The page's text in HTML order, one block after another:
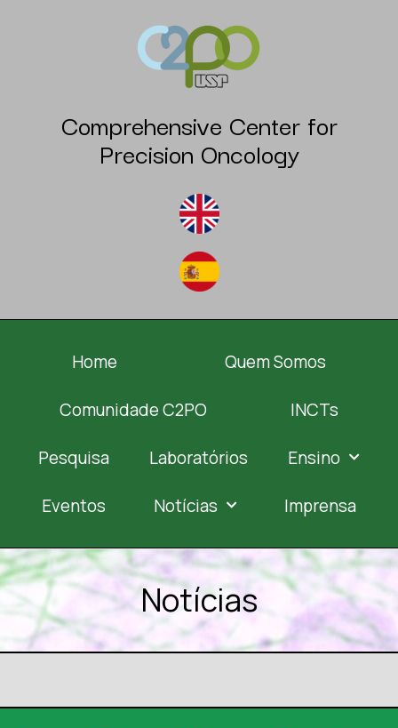
Comprehensive Center for
Precision Oncology
Home Quem Somos
Comunidade C2PO INCTs
Pesquisa Laboratórios Ensino
Eventos Notícias Imprensa
Notícias